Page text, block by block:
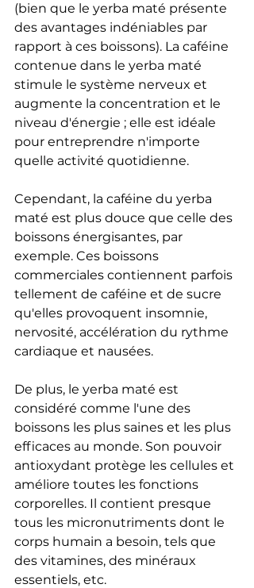
(bien que le yerba maté présente
des avantages indéniables par
rapport à ces boissons). La caféine
contenue dans le yerba maté
stimule le système nerveux et
augmente la concentration et le
niveau d'énergie ; elle est idéale
pour entreprendre n'importe
quelle activité quotidienne.
Cependant, la caféine du yerba
maté est plus douce que celle des
boissons énergisantes, par
exemple. Ces boissons
commerciales contiennent parfois
tellement de caféine et de sucre
qu'elles provoquent insomnie,
nervosité, accélération du rythme
cardiaque et nausées.
De plus, le yerba maté est
considéré comme l'une des
boissons les plus saines et les plus
efficaces au monde. Son pouvoir
antioxydant protège les cellules et
améliore toutes les fonctions
corporelles. Il contient presque
tous les micronutriments dont le
corps humain a besoin, tels que
des vitamines, des minéraux
essentiels, etc.